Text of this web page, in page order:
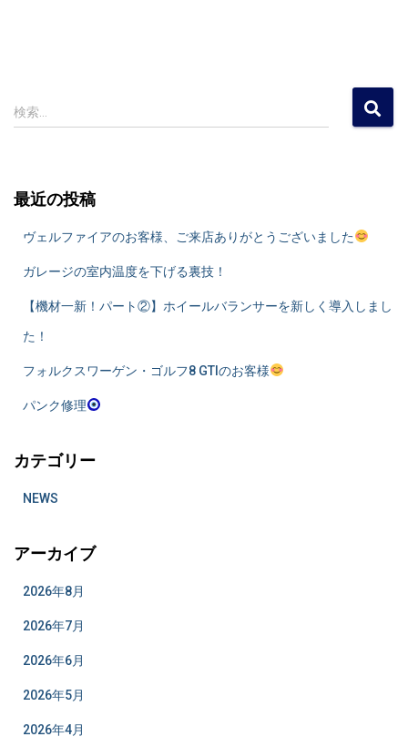
検
索
検索…
最近の投稿
ヴェルファイアのお客様、ご来店ありがとうございました
ガレージの室内温度を下げる裏技！
​【機材一新！パート②】ホイールバランサーを新しく導入しまし
た！
フォルクスワーゲン・ゴルフ8 GTIのお客様
パンク修理
カテゴリー
NEWS
アーカイブ
2026年8月
2026年7月
2026年6月
2026年5月
2026年4月